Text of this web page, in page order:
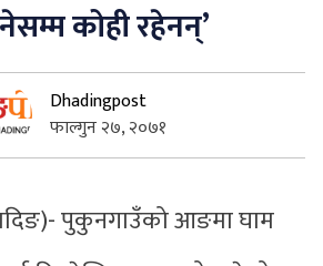
कोही रहेनन्’
Dhadingpost
फाल्गुन २७, २०७१
पुकुनगाउँको आङमा घाम